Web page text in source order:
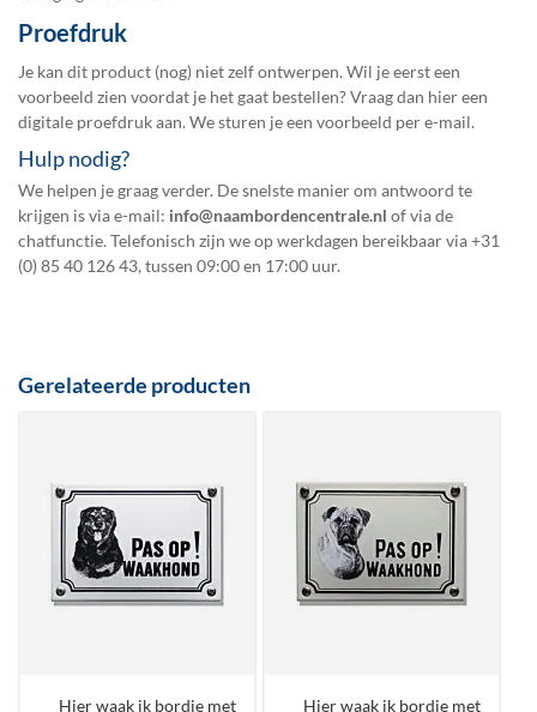
Proefdruk
Je kan dit product (nog) niet zelf ontwerpen. Wil je eerst een
voorbeeld zien voordat je het gaat bestellen? Vraag dan hier een
digitale proefdrukaan. We sturen je een voorbeeld per e-mail.
Hulp nodig?
We helpen je graag verder. De snelste manier om antwoord te
krijgen is via e-mail: info@naambordencentrale.nl of via de
chatfunctie. Telefonisch zijn we op werkdagen bereikbaar via+31
(0) 85 40 126 43, tussen 09:00 en 17:00 uur.
Gerelateerde producten
Hier waak ik bordje met
Hier waak ik bordje met